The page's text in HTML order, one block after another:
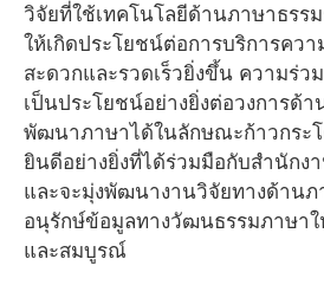
วิจัยที่ใช้เทคโนโลยีด้านภาษาธรร
ให้เกิดประโยชน์ต่อการบริการคว
สะดวกและรวดเร็วยิ่งขึ้น ความร่
เป็นประโยชน์อย่างยิ่งต่อวงการด้
พัฒนาภาษาได้ในลักษณะก้าวกระ
ยินดีอย่างยิ่งที่ได้ร่วมมือกับสำนัก
และจะมุ่งพัฒนางานวิจัยทางด้านภ
อนุรักษ์ข้อมูลทางวัฒนธรรมภาษาใ
และสมบูรณ์